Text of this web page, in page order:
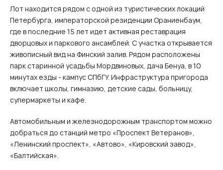
Лот находится рядом с одной из туристических локаций
Петербурга, императорской резиденции Ораниенбаум,
где в последние 15 лет идет активная реставрация
дворцовых и паркового ансамблей. С участка открывается
живописный вид на Финский залив. Рядом расположены
парк старинной усадьбы Мордвиновых, дача Бенуа, в 10
минутах езды - кампус СПбГУ. Инфраструктура пригорода
включает школы, гимназию, детские сады, больницу,
супермаркеты и кафе.
Автомобильным и железнодорожным транспортом можно
добраться до станций метро «Проспект Ветеранов»,
«Ленинский проспект», «Автово», «Кировский завод»,
«Балтийская».